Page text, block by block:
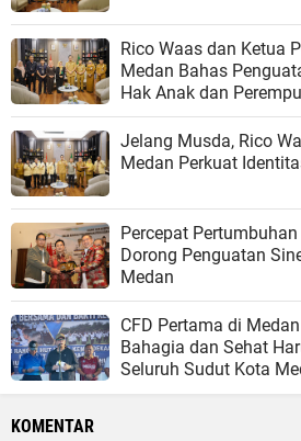
Rico Waas dan Ketua
Medan Bahas
Hak Anak dan
ASN
Jelang Musda, Rico
Medan Perkuat
Percepat
Dorong Penguatan
Medan
CFD Pertama di
Bahagia dan Sehat
Seluruh Sudut Kota
KOMENTAR